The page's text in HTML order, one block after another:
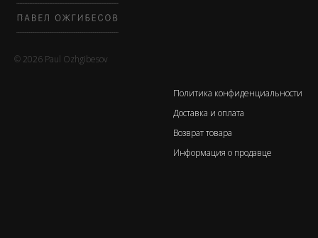
© 2026 Paul Ozhgibesov
Политика конфиденциальности
Доставка и оплата
Возврат товара
Информация о продавце